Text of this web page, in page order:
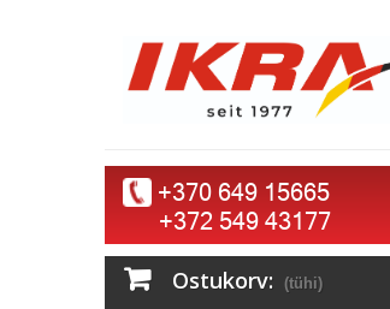
+370 649 15665
+372 549 43177
Ostukorv: (tühi)